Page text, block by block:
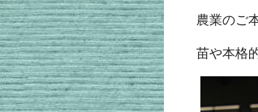
農業のご
苗や本格